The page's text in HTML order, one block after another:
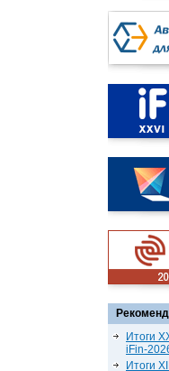
Итоги
iFin-
Итоги